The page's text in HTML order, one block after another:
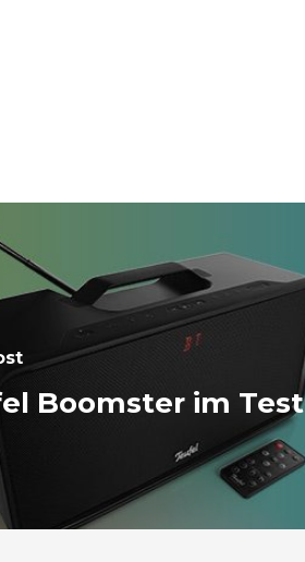
Boomster im Test